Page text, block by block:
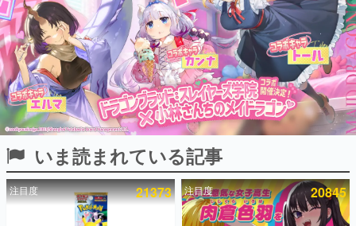
ピックアップ
電ファミのいま読まれている記事ランキング
いま読まれている記事
注目度 21373 注目度 20845